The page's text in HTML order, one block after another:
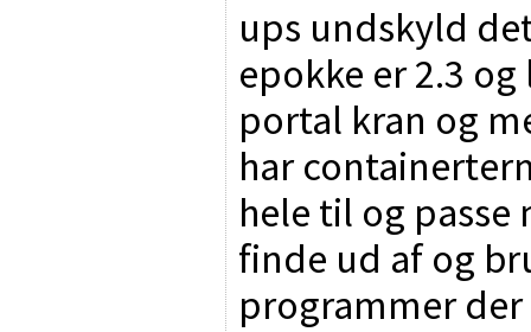
ups undskyld
epokke er 2.3
portal kran og
har
hele til og passe
finde ud af og
programmer